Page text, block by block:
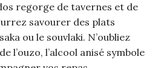
regorge de tavernes et de
savourer des plats
ou le souvlaki. N’oubliez
l’ouzo, l’alcool anisé symbole